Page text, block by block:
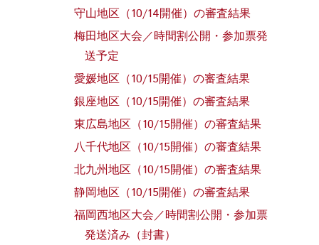
守山地区（10/14開催）の審査結果
梅田地区大会／時間割公開・参加票発
送予定
愛媛地区（10/15開催）の審査結果
銀座地区（10/15開催）の審査結果
東広島地区（10/15開催）の審査結果
八千代地区（10/15開催）の審査結果
北九州地区（10/15開催）の審査結果
静岡地区（10/15開催）の審査結果
福岡西地区大会／時間割公開・参加票
発送済み（封書）